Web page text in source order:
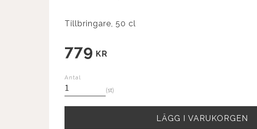
Tillbringare, 50 cl
779 KR
Antal
st